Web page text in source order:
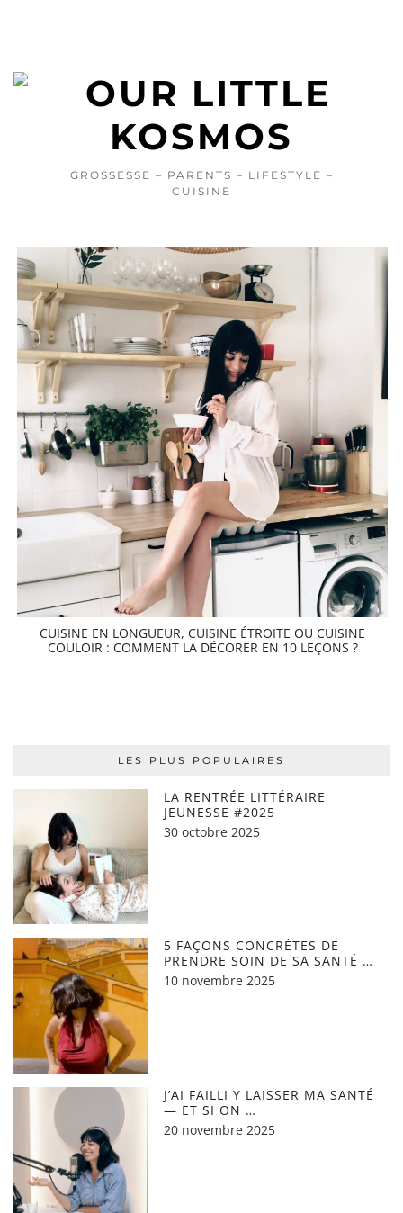
GROSSESSE – PARENTS – LIFESTYLE –
CUISINE
CUISINE EN LONGUEUR, CUISINE ÉTROITE OU CUISINE
COULOIR : COMMENT LA DÉCORER EN 10 LEÇONS ?
LES PLUS POPULAIRES
LA RENTRÉE LITTÉRAIRE
JEUNESSE #2025
30 octobre 2025
5 FAÇONS CONCRÈTES DE
PRENDRE SOIN DE SA SANTÉ …
10 novembre 2025
J’AI FAILLI Y LAISSER MA SANTÉ
— ET SI ON …
20 novembre 2025